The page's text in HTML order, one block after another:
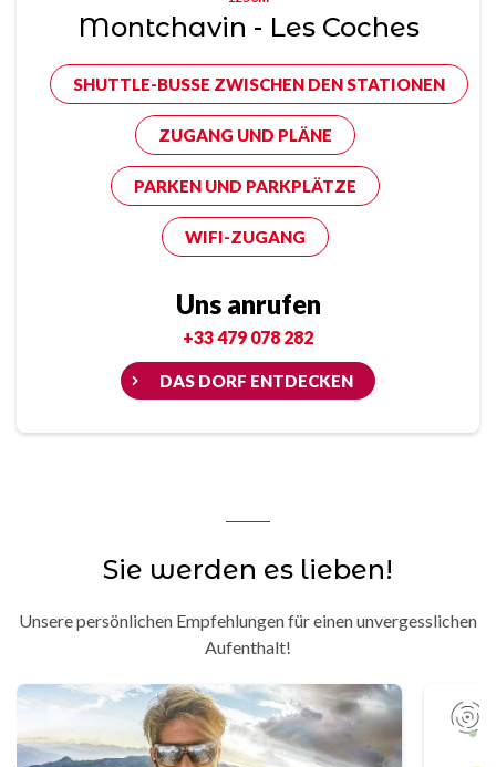
Montchavin - Les Coches
SHUTTLE-BUSSE ZWISCHEN DEN STATIONEN
ZUGANG UND PLÄNE
PARKEN UND PARKPLÄTZE
WIFI-ZUGANG
Uns anrufen
+33 479 078 282
DAS DORF ENTDECKEN
Sie werden es lieben!
Unsere persönlichen Empfehlungen für einen unvergesslichen
Aufenthalt!